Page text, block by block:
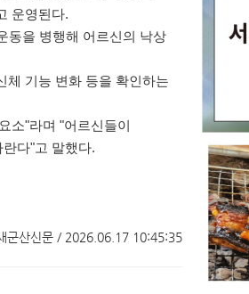
운영된다.
동을 병행해 어르신의 낙상
체 기능 변화 등을 확인하는
소"라며 "어르신들이
란다"고 말했다.
군산신문 / 2026.06.17 10:45:35